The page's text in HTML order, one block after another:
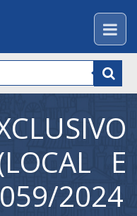
E
2024